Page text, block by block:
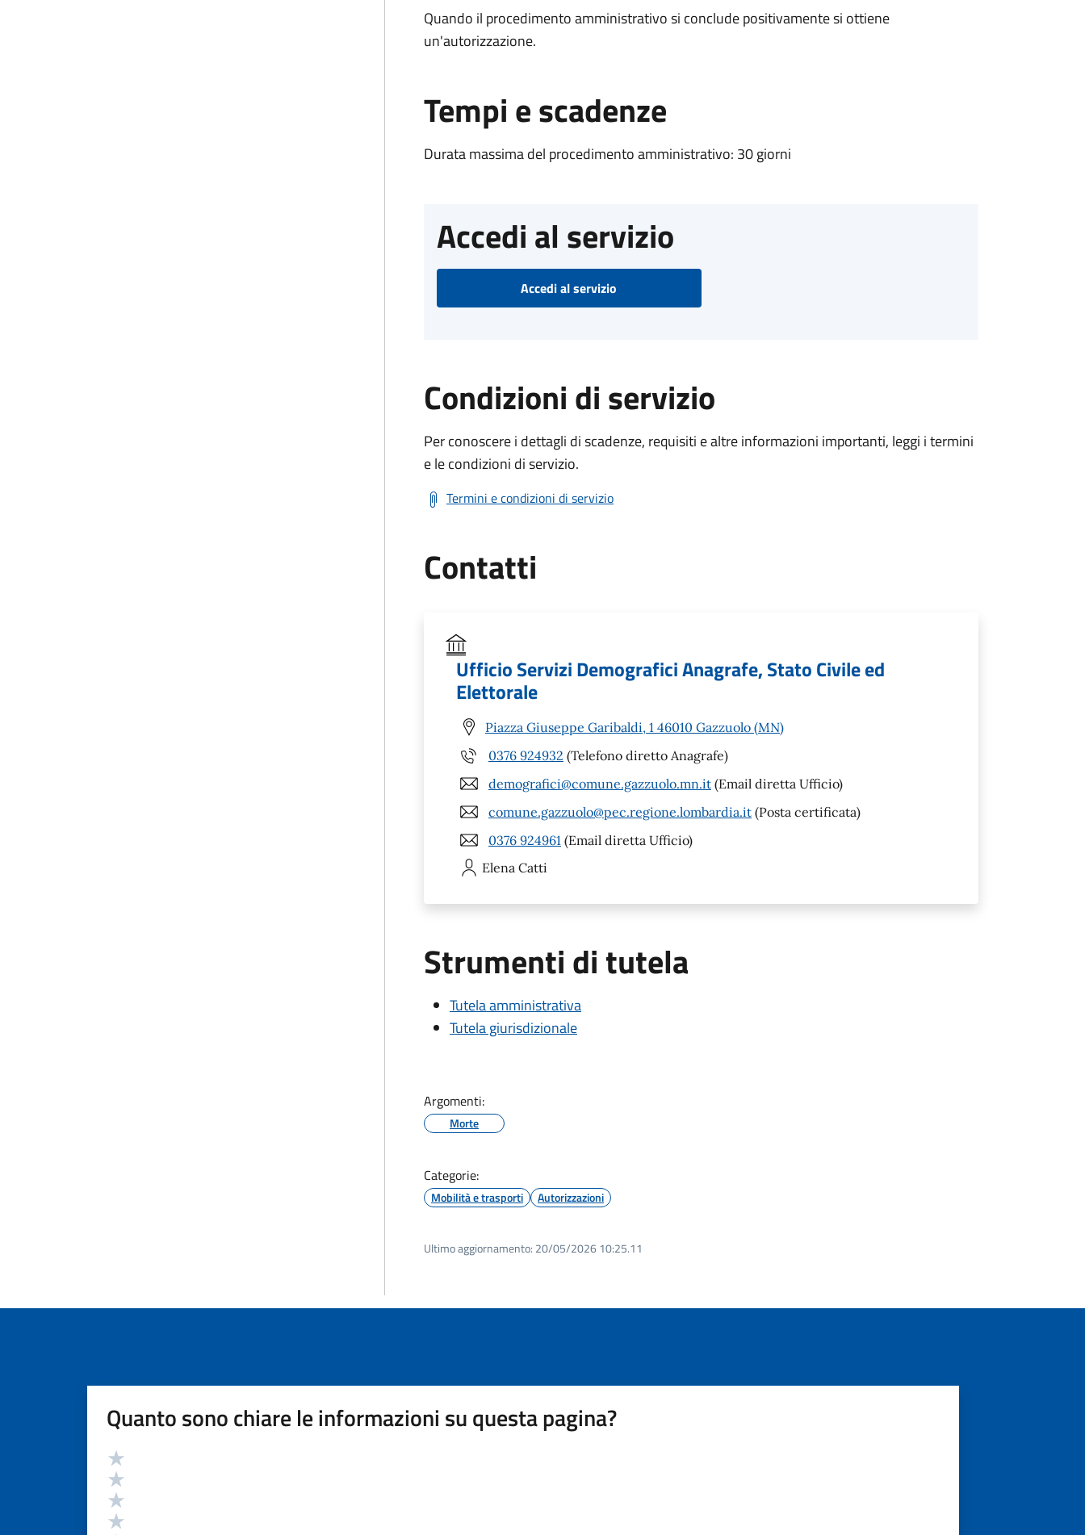
Quando il procedimento amministrativo si conclude positivamente si ottiene
un'autorizzazione.
Tempi e scadenze
Durata massima del procedimento amministrativo: 30 giorni
Accedi al servizio
Accedi al servizio
Condizioni di servizio
Per conoscere i dettagli di scadenze, requisiti e altre informazioni importanti, leggi i termini
e le condizioni di servizio.
Termini e condizioni di servizio
Contatti
Ufficio Servizi Demografici Anagrafe, Stato Civile ed
Elettorale
Piazza Giuseppe Garibaldi, 1 46010 Gazzuolo (MN)
0376 924932 (Telefono diretto Anagrafe)
demografici@comune.gazzuolo.mn.it (Email diretta Ufficio)
comune.gazzuolo@pec.regione.lombardia.it (Posta certificata)
0376 924961 (Email diretta Ufficio)
Elena Catti
Strumenti di tutela
Tutela amministrativa
Tutela giurisdizionale
Argomenti:
Morte
Categorie:
Mobilità e trasporti Autorizzazioni
Ultimo aggiornamento: 20/05/2026 10:25.11
Quanto sono chiare le informazioni su questa pagina?
Valutazione